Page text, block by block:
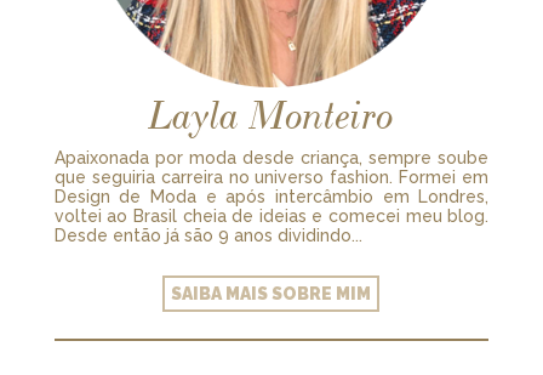
Layla Monteiro
Apaixonada por moda desde criança, sempre soube
que seguiria carreira no universo fashion. Formei em
Design de Moda e após intercâmbio em Londres,
voltei ao Brasil cheia de ideias e comecei meu blog.
Desde então já são 9 anos dividindo...
SAIBA MAIS SOBRE MIM